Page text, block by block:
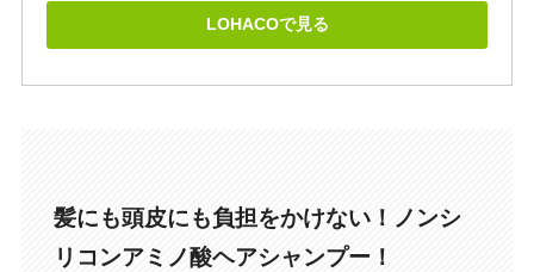
LOHACOで見る
髪にも頭皮にも負担をかけない！ノンシ
リコンアミノ酸ヘアシャンプー！